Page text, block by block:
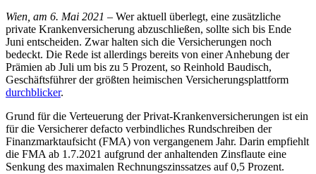
Wien, am 6. Mai 2021 – Wer aktuell überlegt, eine zusätzliche
private Krankenversicherung abzuschließen, sollte sich bis Ende
Juni entscheiden. Zwar halten sich die Versicherungen noch
bedeckt. Die Rede ist allerdings bereits von einer Anhebung der
Prämien ab Juli um bis zu 5 Prozent, so Reinhold Baudisch,
Geschäftsführer der größten heimischen Versicherungsplattform
durchblicker.
Grund für die Verteuerung der Privat-Krankenversicherungen ist ein
für die Versicherer defacto verbindliches Rundschreiben der
Finanzmarktaufsicht (FMA) von vergangenem Jahr. Darin empfiehlt
die FMA ab 1.7.2021 aufgrund der anhaltenden Zinsflaute eine
Senkung des maximalen Rechnungszinssatzes auf 0,5 Prozent.